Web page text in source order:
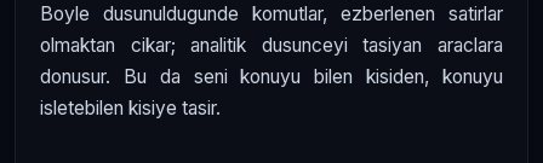
Boyle dusunuldugunde komutlar, ezberlenen satirlar
olmaktan cikar; analitik dusunceyi tasiyan araclara
donusur. Bu da seni konuyu bilen kisiden, konuyu
isletebilen kisiye tasir.